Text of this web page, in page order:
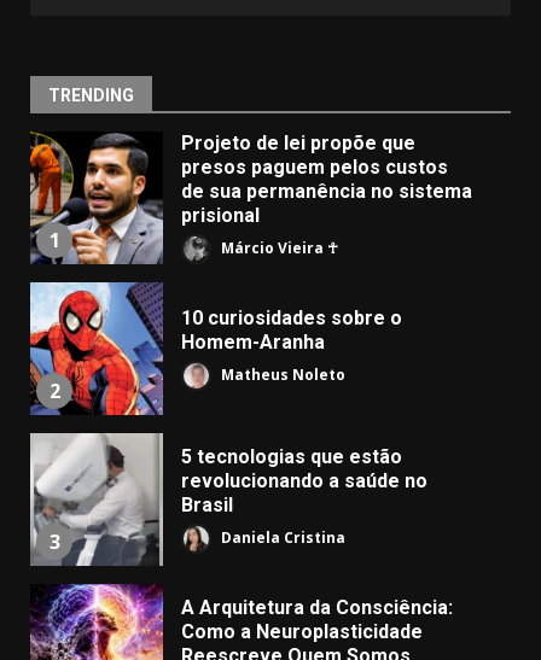
TRENDING
1
Projeto de lei propõe que
presos paguem pelos custos
de sua permanência no sistema
prisional
Márcio Vieira ☥
2
10 curiosidades sobre o
Homem-Aranha
Matheus Noleto
3
5 tecnologias que estão
revolucionando a saúde no
Brasil
Daniela Cristina
A Arquitetura da Consciência:
Como a Neuroplasticidade